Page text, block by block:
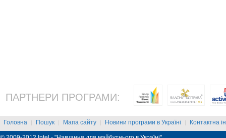
ПАРТНЕРИ ПРОГРАМИ:
Головна | Пошук | Мапа сайту | Новини програми в Україні | Контактна